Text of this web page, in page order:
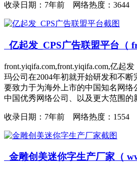
收录日期： 7年前 网络热度：3644
亿起发_CPS广告联盟平台（
front.yiqifa.com,front.yiqifa.com,亿起
玛公司在2004年初就开始研发和不
要致力于为海外上市的中国知名网络
中国优秀网络公司、以及更大范围的
收录日期： 7年前 网络热度：1554
金雕创美迷你字生产厂家（